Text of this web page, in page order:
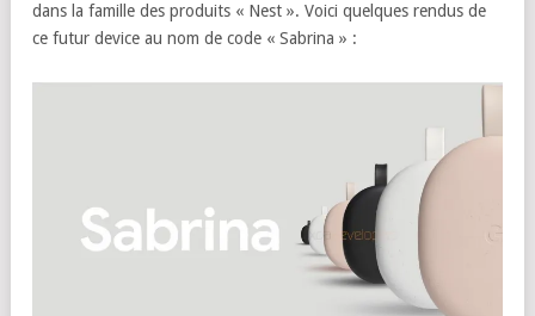
dans la famille des produits « Nest ». Voici quelques rendus de
ce futur device au nom de code « Sabrina » :